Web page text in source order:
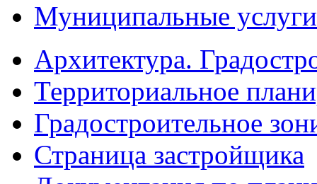
Муниципальные услуги
Архитектура.
Территориальное
Градостроительное
Страница застройщика